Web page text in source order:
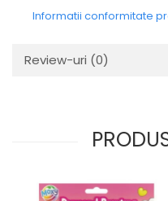
Informatii conformitate
Review-uri (0)